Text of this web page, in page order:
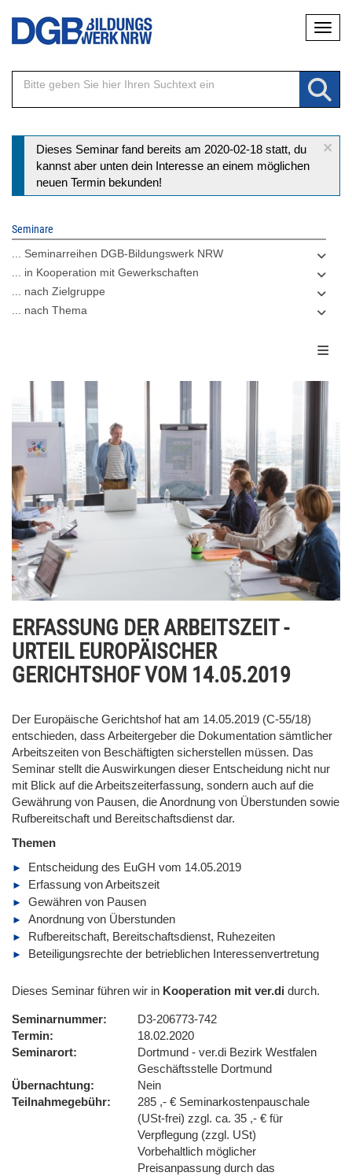
Direkt
Inhalt
×
Statusmeldung
Dieses Seminar fand bereits am 2020-02-18 statt, du
kannst aber unten dein Interesse an einem möglichen
neuen Termin bekunden!
Seminare
... Seminarreihen DGB-Bildungswerk NRW
... in Kooperation mit Gewerkschaften
... nach Zielgruppe
... nach Thema
ERFASSUNG DER ARBEITSZEIT -
URTEIL EUROPÄISCHER
GERICHTSHOF VOM 14.05.2019
Der Europäische Gerichtshof hat am 14.05.2019 (C-55/18)
entschieden, dass Arbeitergeber die Dokumentation sämtlicher
Arbeitszeiten von Beschäftigten sicherstellen müssen. Das
Seminar stellt die Auswirkungen dieser Entscheidung nicht nur
mit Blick auf die Arbeitszeiterfassung, sondern auch auf die
Gewährung von Pausen, die Anordnung von Überstunden sowie
Rufbereitschaft und Bereitschaftsdienst dar.
Themen
Entscheidung des EuGH vom 14.05.2019
Erfassung von Arbeitszeit
Gewähren von Pausen
Anordnung von Überstunden
Rufbereitschaft, Bereitschaftsdienst, Ruhezeiten
Beteiligungsrechte der betrieblichen Interessenvertretung
Dieses Seminar führen wir in Kooperation mit ver.di durch.
Seminarnummer
D3-206773-742
Termin
18.02.2020
Seminarort
Dortmund - ver.di Bezirk Westfalen
Geschäftsstelle Dortmund
Übernachtung
Nein
Teilnahmegebühr
285 ,- € Seminarkostenpauschale
(USt-frei) zzgl. ca. 35 ,- € für
Verpflegung (zzgl. USt)
Vorbehaltlich möglicher
Preisanpassung durch das